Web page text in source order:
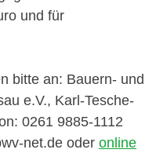
und für
bitte an: Bauern- und
e.V., Karl-Tesche-
0261 9885-1112
net.de oder online